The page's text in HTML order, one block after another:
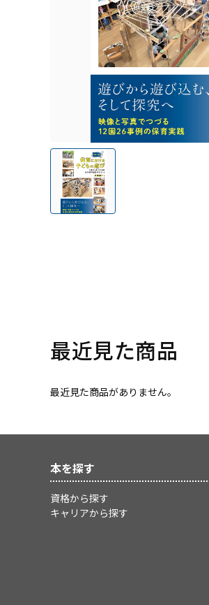
最近見た商品
最近見た商品がありません。
本を探す
資格から探す
キャリアから探す